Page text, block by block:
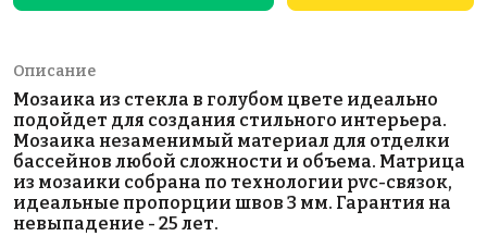
Описание
Мозаика из стекла в голубом цвете идеально
подойдет для создания стильного интерьера.
Мозаика незаменимый материал для отделки
бассейнов любой сложности и объема. Матрица
из мозаики собрана по технологии pvc-связок,
идеальные пропорции швов 3 мм. Гарантия на
невыпадение - 25 лет.